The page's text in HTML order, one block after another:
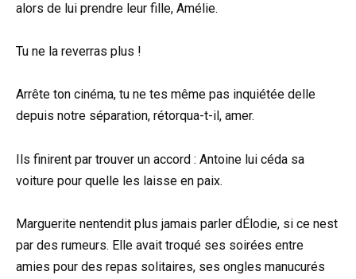
alors de lui prendre leur fille, Amélie.
Tu ne la reverras plus !
Arrête ton cinéma, tu ne tes même pas inquiétée delle
depuis notre séparation, rétorqua-t-il, amer.
Ils finirent par trouver un accord : Antoine lui céda sa
voiture pour quelle les laisse en paix.
Marguerite nentendit plus jamais parler dÉlodie, si ce nest
par des rumeurs. Elle avait troqué ses soirées entre
amies pour des repas solitaires, ses ongles manucurés